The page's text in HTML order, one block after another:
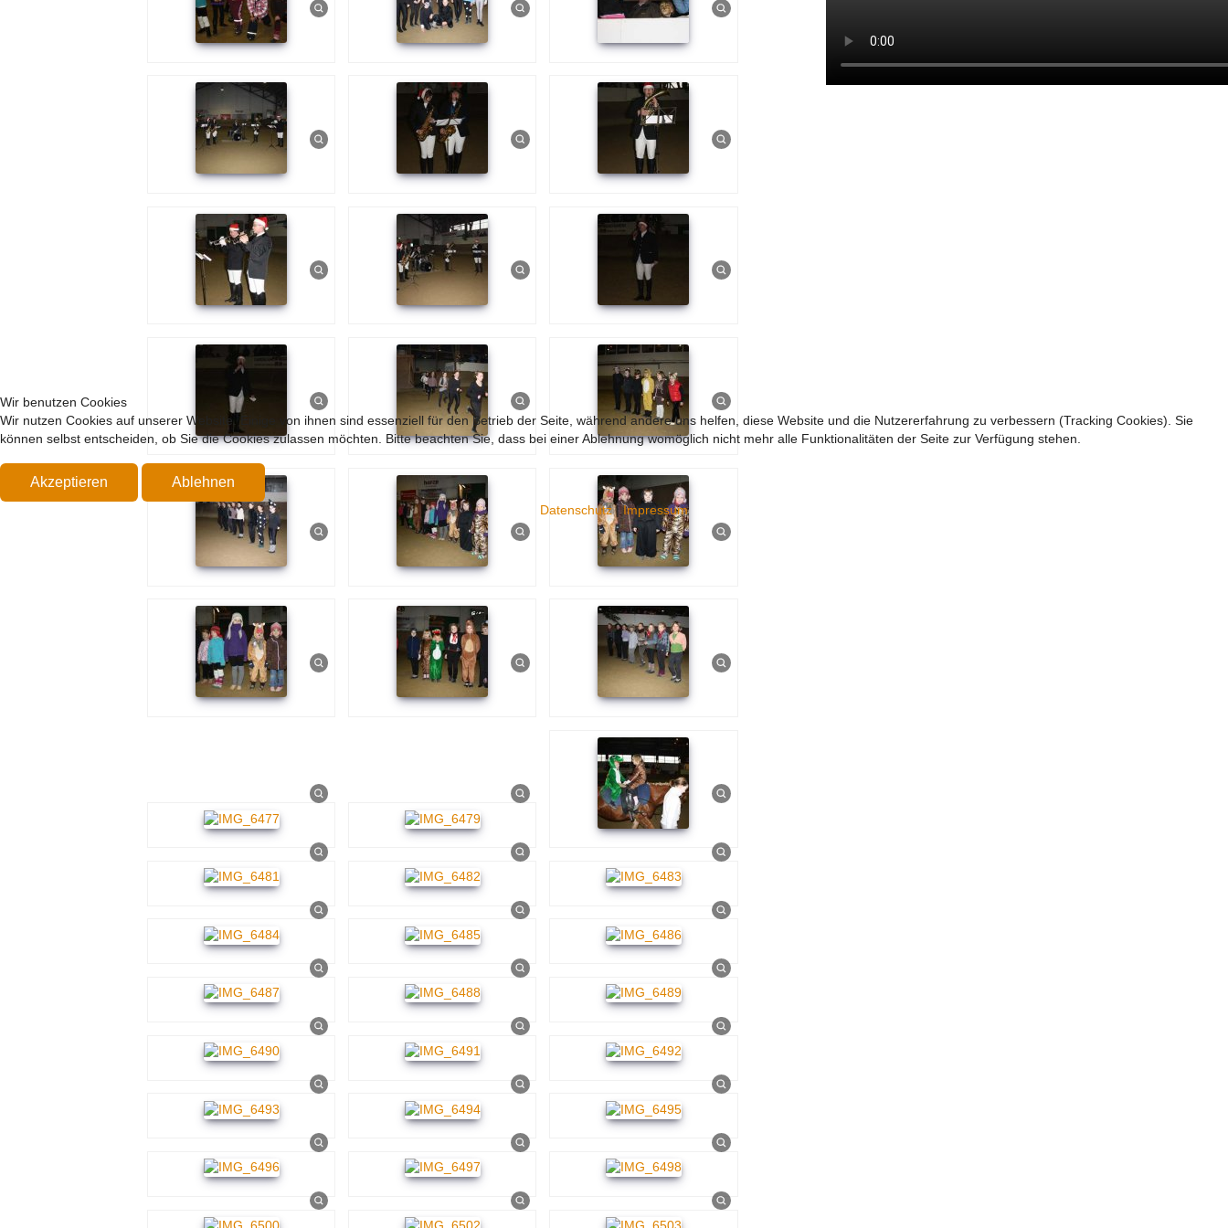
Wir benutzen Cookies
Wir nutzen Cookies auf unserer Website. Einige von ihnen sind essenziell für den Betrieb der Seite, während andere uns helfen, diese Website und die Nutzererfahrung zu verbessern (Tracking Cookies). Sie
können selbst entscheiden, ob Sie die Cookies zulassen möchten. Bitte beachten Sie, dass bei einer Ablehnung womöglich nicht mehr alle Funktionalitäten der Seite zur Verfügung stehen.
Akzeptieren Ablehnen
Datenschutz|Impressum